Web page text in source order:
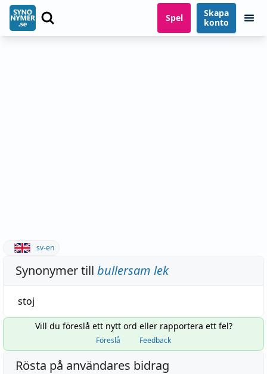
Spel
Skapa
konto
sv-en
Synonymer till bullersam lek
stoj
Vill du föreslå ett nytt ord eller rapportera ett fel?
Föreslå Feedback
Rösta på användares bidrag